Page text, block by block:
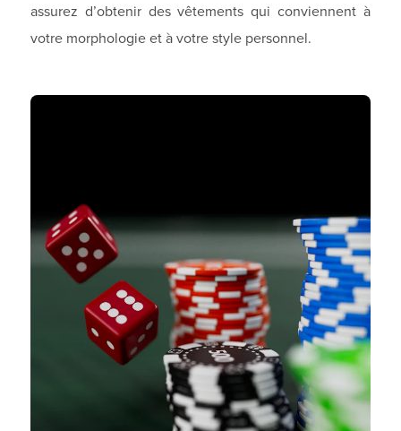
assurez d’obtenir des vêtements qui conviennent à
votre morphologie et à votre style personnel.